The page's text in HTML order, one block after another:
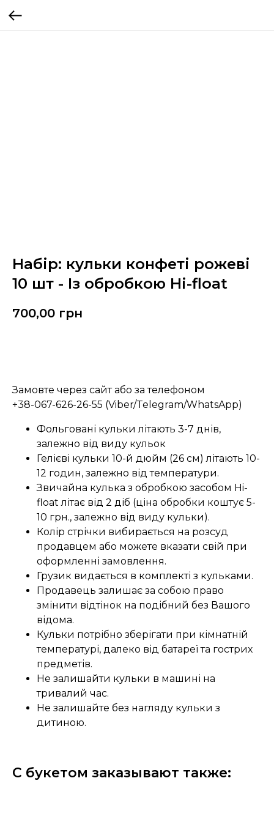
Набір: кульки конфеті рожеві
10 шт - Із обробкою Hi-float
700,00 грн
Замовте через сайт або за телефоном
+38-067-626-26-55 (Viber/Telegram/WhatsApp)
Фольговані кульки літають 3-7 днів,
залежно від виду кульок
Гелієві кульки 10-й дюйм (26 см) літають 10-
12 годин, залежно від температури.
Звичайна кулька з обробкою засобом Hi-
float літає від 2 діб (ціна обробки коштує 5-
10 грн., залежно від виду кульки).
Колір стрічки вибирається на розсуд
продавцем або можете вказати свій при
оформленні замовлення.
Грузик видається в комплекті з кульками.
Продавець залишає за собою право
змінити відтінок на подібний без Вашого
відома.
Кульки потрібно зберігати при кімнатній
температурі, далеко від батареї та гострих
предметів.
Не залишайти кульки в машині на
тривалий час.
Не залишайте без нагляду кульки з
дитиною.
С букетом заказывают также: